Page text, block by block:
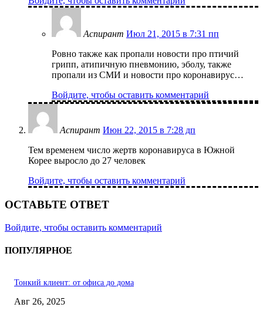
Аспирант Июл 21, 2015 в 7:31 пп
Ровно также как пропали новости про птичий
грипп, атипичную пневмонию, эболу, также
пропали из СМИ и новости про коронавирус…
Войдите, чтобы оставить комментарий
Аспирант Июн 22, 2015 в 7:28 дп
Тем временем число жертв коронавируса в Южной
Корее выросло до 27 человек
Войдите, чтобы оставить комментарий
ОСТАВЬТЕ ОТВЕТ
Войдите, чтобы оставить комментарий
ПОПУЛЯРНОЕ
Тонкий клиент: от офиса до дома
Авг 26, 2025